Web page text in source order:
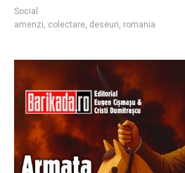
Social
amenzi, colectare, deseuri, romania